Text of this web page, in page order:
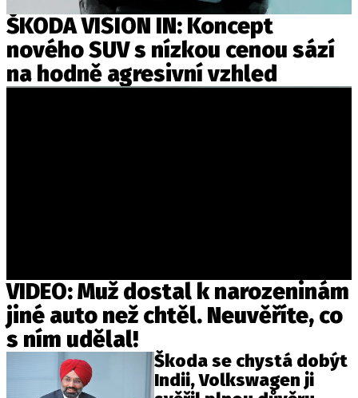
ŠKODA VISION IN: Koncept
nového SUV s nízkou cenou sází
na hodně agresivní vzhled
VIDEO: Muž dostal k narozeninám
jiné auto než chtěl. Neuvěříte, co
s ním udělal!
Škoda se chystá dobýt
Indii, Volkswagen ji